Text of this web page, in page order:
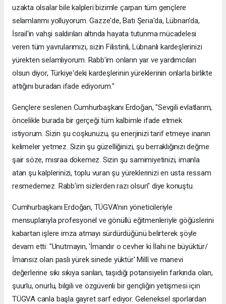
uzakta olsalar bile kalpleri bizimle çarpan tüm gençlere
selamlarımı yolluyorum. Gazze'de, Batı Şeria'da, Lübnan'da,
İsrail'in vahşi saldırıları altında hayata tutunma mücadelesi
veren tüm yavrularımızı, sizin Filistinli, Lübnanlı kardeşlerinizi
yürekten selamlıyorum. Rabb'im onların yar ve yardımcıları
olsun diyor, Türkiye'deki kardeşlerinin yüreklerinin onlarla birlikte
attığını buradan ifade ediyorum."
Gençlere seslenen Cumhurbaşkanı Erdoğan, "Sevgili evlatlarım,
öncelikle burada bir gerçeği tüm kalbimle ifade etmek
istiyorum. Sizin şu coşkunuzu, şu enerjinizi tarif etmeye inanın
kelimeler yetmez. Sizin şu güzelliğinizi, şu berraklığınızı değme
şair söze, mısraa dökemez. Sizin şu samimiyetinizi, imanla
atan şu kalplerinizi, toplu vuran şu yüreklerinizi en usta ressam
resmedemez. Rabb'im sizlerden razı olsun" diye konuştu.
Cumhurbaşkanı Erdoğan, TÜGVA'nın yöneticileriyle
mensuplarıyla profesyonel ve gönüllü eğitmenleriyle göğüslerini
kabartan işlere imza atmayı sürdürdüğünü belirterek şöyle
devam etti: "Unutmayın, 'İmandır o cevher ki İlahi ne büyüktür/
İmansız olan paslı yürek sinede yüktür' Millî ve manevi
değerlerine sıkı sıkıya sarılan, taşıdığı potansiyelin farkında olan,
şuurlu, onurlu, bilgili ve özgüvenli bir gençliğin yetişmesi için
TÜGVA canla başla gayret sarf ediyor. Geleneksel sporlardan